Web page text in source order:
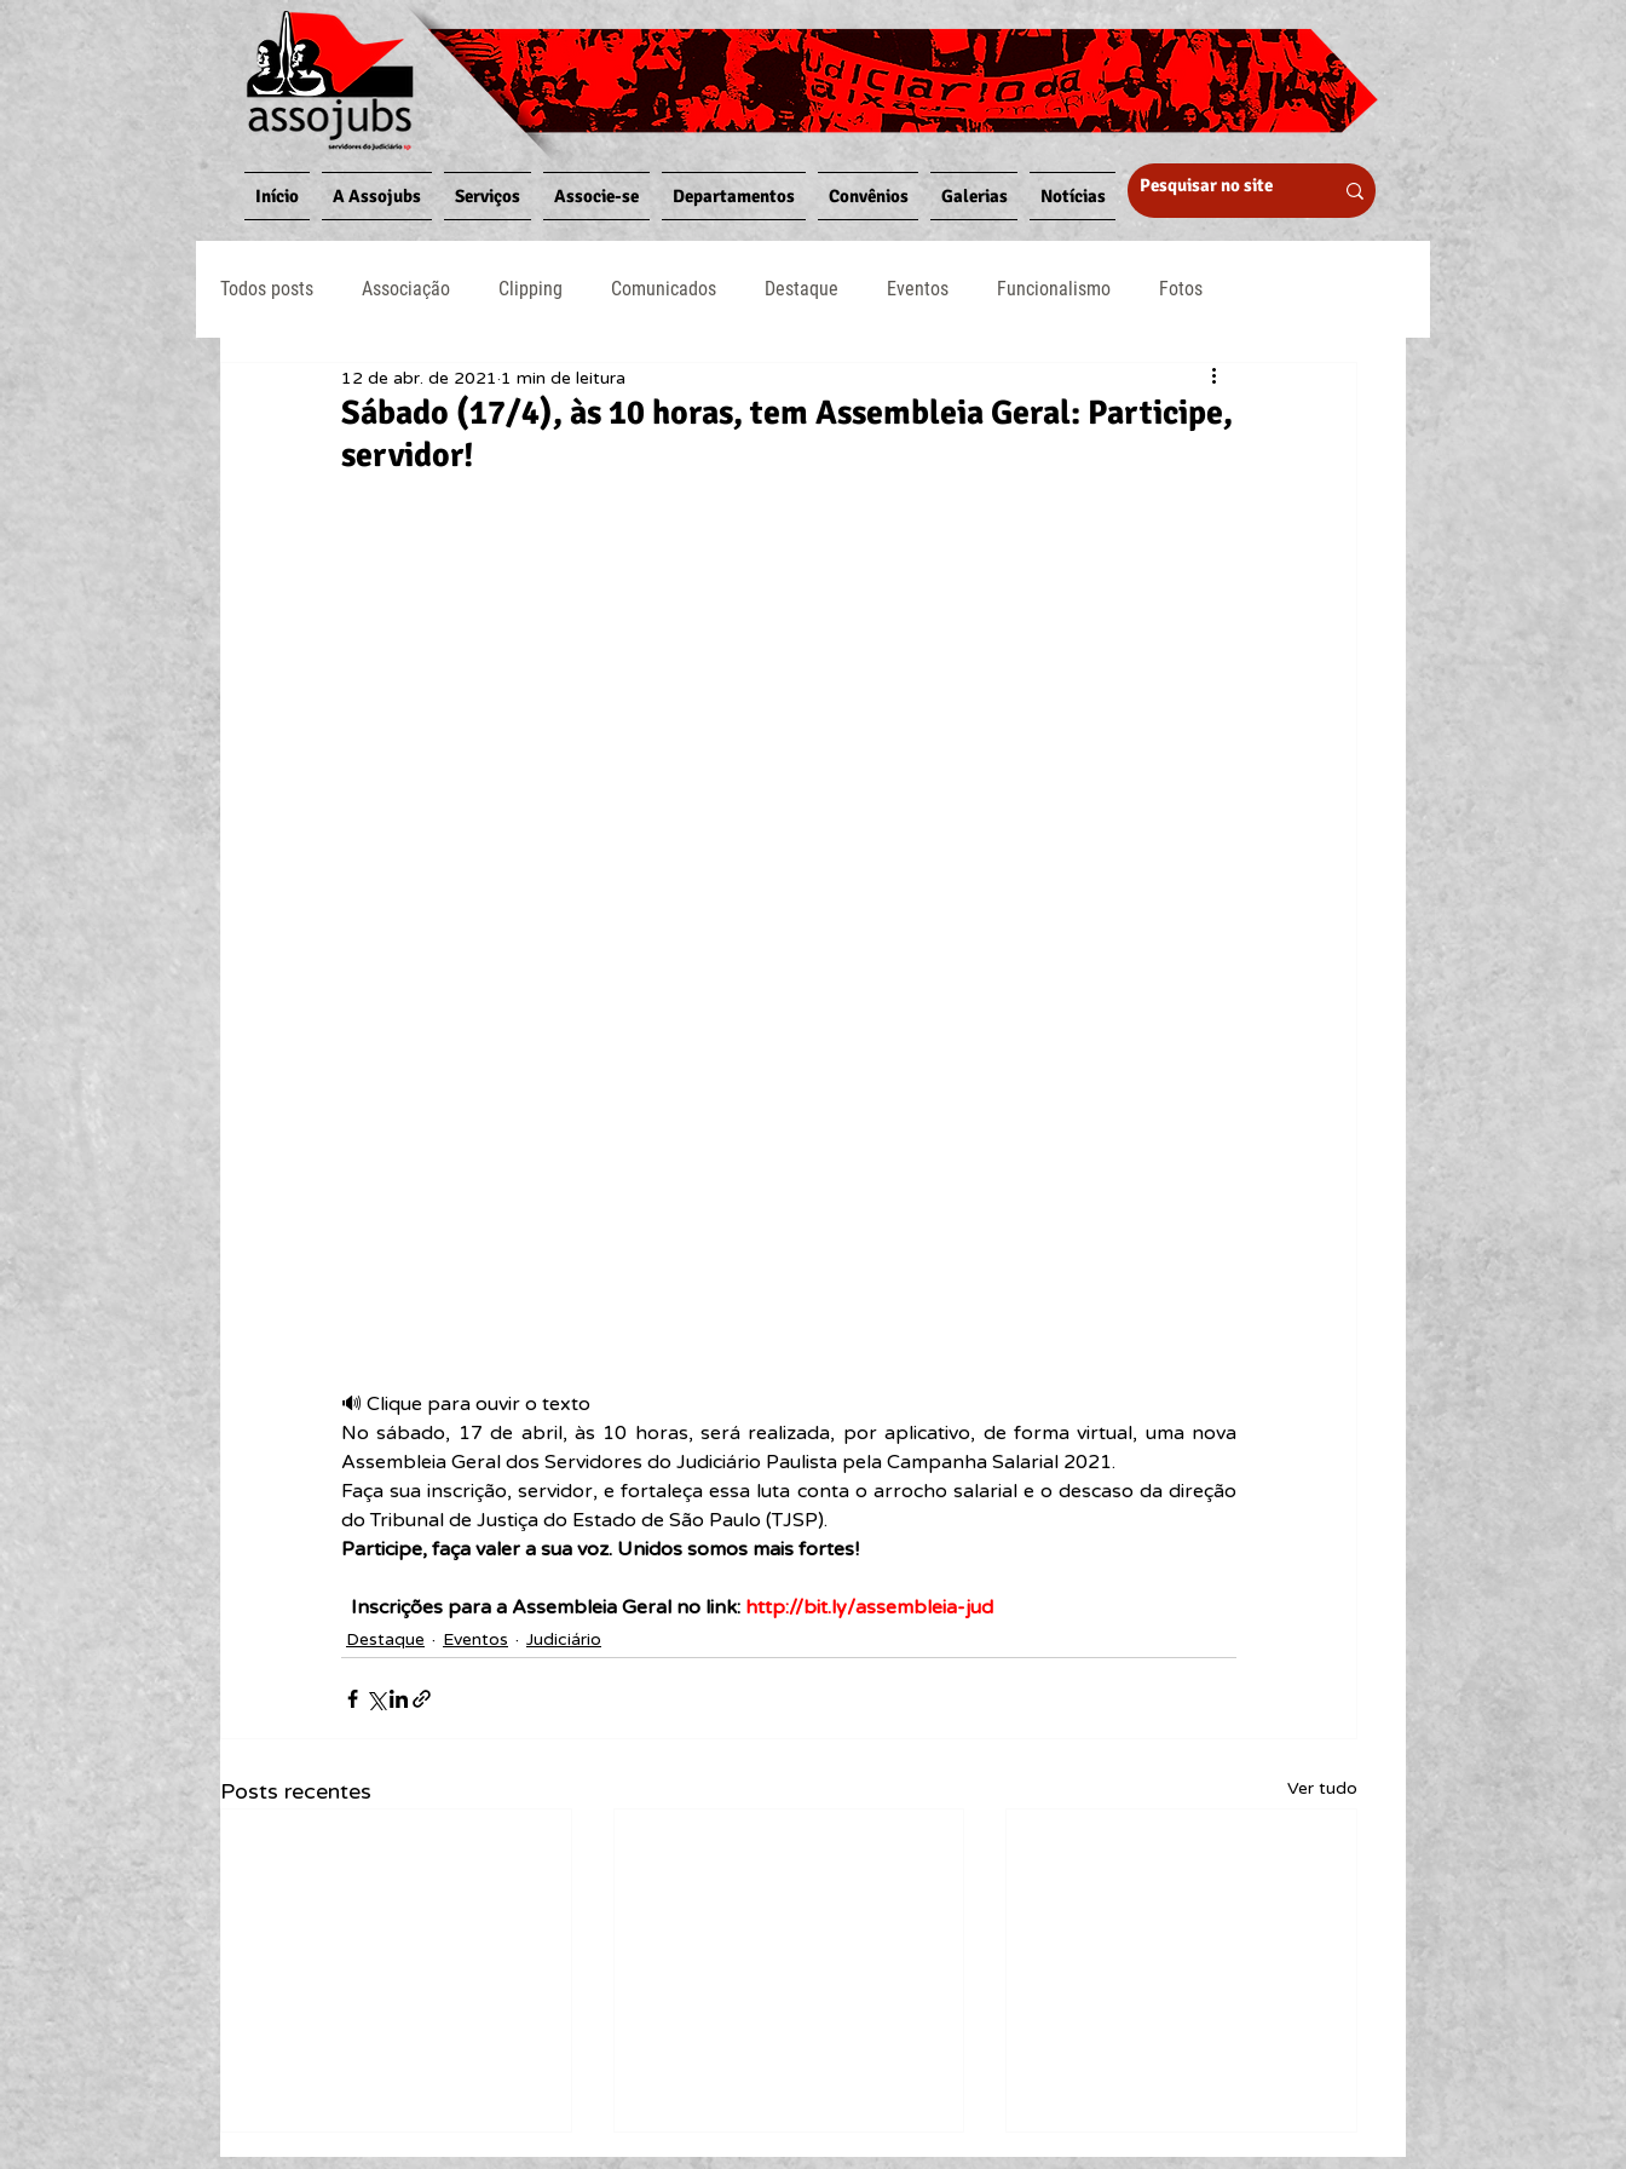
Início A Assojubs Serviços Associe-se Departamentos Convênios Galerias Notícias
Todos posts Associação Clipping Comunicados Destaque Eventos Funcionalismo Fotos
Jornal O Processo Judiciário Notícias
Sábado (17/4), às 10 horas, tem Assembleia Geral: Participe,
servidor!
12 de abr. de 2021 1 min de leitura
🔊 Clique para ouvir o texto
No sábado, 17 de abril, às 10 horas, será realizada, por aplicativo, de forma virtual, uma nova
Assembleia Geral dos Servidores do Judiciário Paulista pela Campanha Salarial 2021.
Faça sua inscrição, servidor, e fortaleça essa luta conta o arrocho salarial e o descaso da direção
do Tribunal de Justiça do Estado de São Paulo (TJSP).
Participe, faça valer a sua voz. Unidos somos mais fortes!
Inscrições para a Assembleia Geral no link: http://bit.ly/assembleia-jud
Destaque Eventos Judiciário
Posts recentes Ver tudo